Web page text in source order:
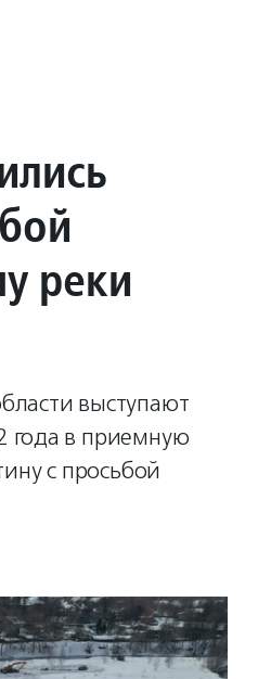
реки
выступают
года в приемную
с просьбой